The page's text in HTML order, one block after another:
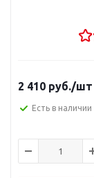
2 410 руб./шт
Есть в наличии